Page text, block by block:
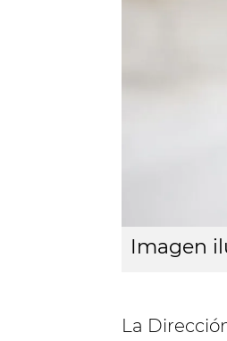
Imagen
La